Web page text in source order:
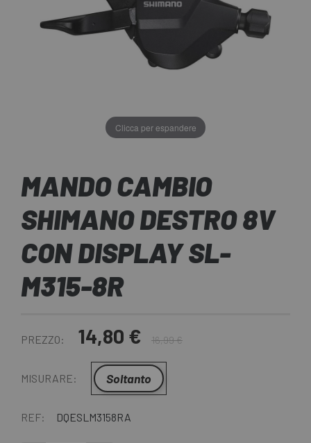
Clicca per espandere
MANDO CAMBIO
SHIMANO DESTRO 8V
CON DISPLAY SL-
M315-8R
PREZZO: 14,80 € 16,99 €
MISURARE: Soltanto
REF: DQESLM3158RA